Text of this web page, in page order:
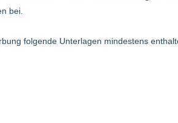
bei.
folgende Unterlagen mindestens